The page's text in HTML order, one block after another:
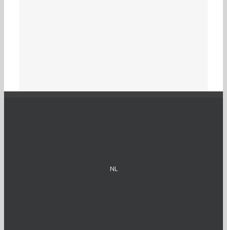
NL